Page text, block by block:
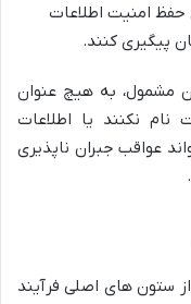
امنیت اطلاعات
پیگیری کنند.
مشمول، به هیچ عنوان
نکنند یا اطلاعات
عواقب جبران ناپذیری
عنوان یکی از ستون های اصلی فرآیند